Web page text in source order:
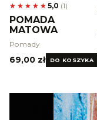
★★★★★
★★★★★ 5,0 (1)
POMADA
MATOWA
Pomady
69,00 zł DO KOSZYKA